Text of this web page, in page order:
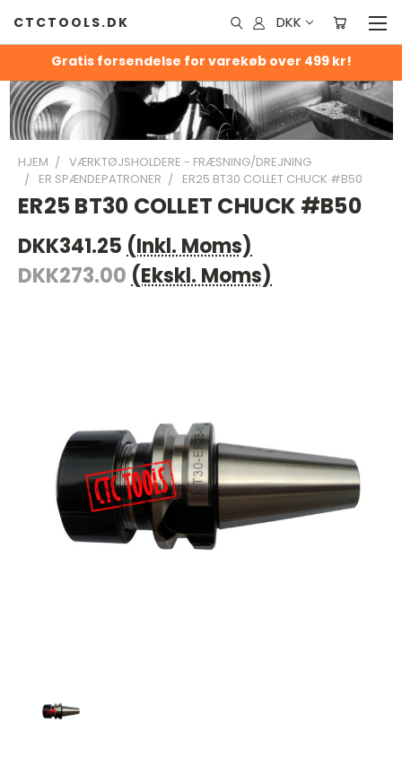
Gratis forsendelse for varekøb over 499 kr!
CTCTOOLS.DK DKK
HJEM
VÆRKTØJSHOLDERE - FRÆSNING/DREJNING
ER SPÆNDEPATRONER
ER25 BT30 COLLET CHUCK #B50
ER25 BT30 COLLET CHUCK #B50
DKK341.25 (Inkl. Moms)
DKK273.00 (Ekskl. Moms)